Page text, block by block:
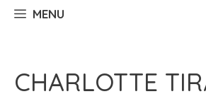
MENU
CHARLOTTE